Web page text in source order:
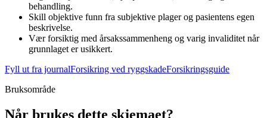
behandling.
Skill objektive funn fra subjektive plager og pasientens egen
beskrivelse.
Vær forsiktig med årsakssammenheng og varig invaliditet når
grunnlaget er usikkert.
Fyll ut fra journalForsikring ved ryggskadeForsikringsguide
Bruksområde
Når brukes dette skjemaet?